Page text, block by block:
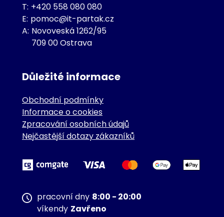
T: +420 558 080 080
E: pomoc@it-partak.cz
A: Novoveská 1262/95
709 00 Ostrava
Důležité informace
Obchodní podmínky
Informace o cookies
Zpracování osobních údajů
Nejčastější dotazy zákazníků
pracovní dny 8:00 - 20:00
víkendy Zavřeno